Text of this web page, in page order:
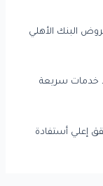
اﻟﺒﻨﻚ اﻷﻫﻠﻲ
ﺧﺪﻣﺎت ﺳﺮﻳﻌﺔ
إﻋﻠﻲ أﺳﺘﻔﺎدة